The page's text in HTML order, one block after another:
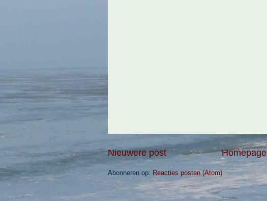
Nieuwere post Homepage
Abonneren op: Reacties posten (Atom)